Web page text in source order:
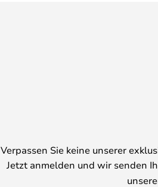
Verpassen Sie keine unserer
Jetzt anmelden und wir senden